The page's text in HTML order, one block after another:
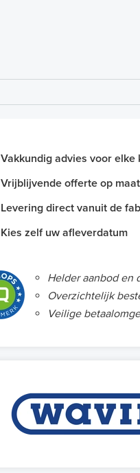
Vakkundig advies voor elke
Vrijblijvende offerte op maat
Levering direct vanuit de
Kies zelf uw afleverdatum
Helder aanbod en
Overzichtelijk
Veilige